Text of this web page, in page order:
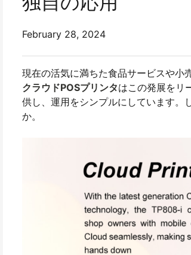
February 28, 2024
現在の活気に満ちた食品サービスや小
クラウドPOSプリンタはこの発展をリ
供し、運用をシンプルにしています。
か。